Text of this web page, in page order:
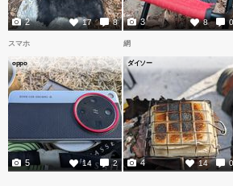
17 8
2 8 0
3
スマホ
oppo
14 2
5
網
ダイソー
14 0
4